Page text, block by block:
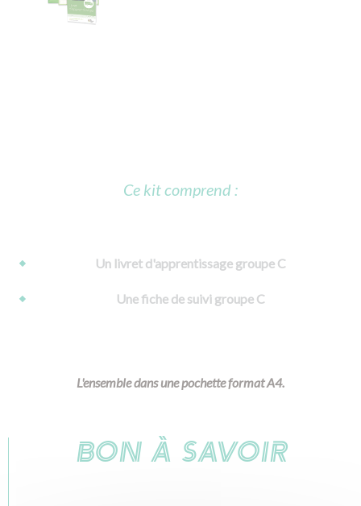
Ce kit comprend :
Un livret d'apprentissage groupe C
Une fiche de suivi groupe C
L'ensemble dans une pochette format A4.
BON À SAVOIR